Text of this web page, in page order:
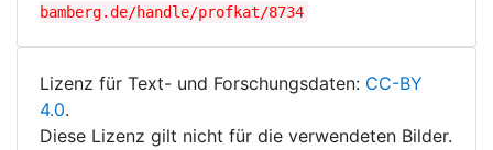
bamberg.de/handle/profkat/8734
Lizenz für Text- und Forschungsdaten: CC-BY
4.0.
Diese Lizenz gilt nicht für die verwendeten Bilder.